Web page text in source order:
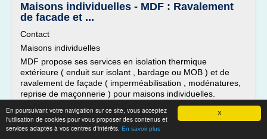
X
En poursuivant votre navigation sur ce site, vous acceptez
l'utilisation de cookies pour vous proposer des contenus et
services adaptés à vos centres d'intérêts. En savoir plus
Maisons individuelles - MDF : Ravalement
de facade et ...
Contact
Maisons individuelles
MDF propose ses services en isolation thermique
extérieure ( enduit sur isolant , bardage ou MOB ) et de
ravalement de façade ( imperméabilisation , modénatures,
reprise de maçonnerie ) pour maisons individuelles.
En menant ces travaux, vous assurerez une...
Lire la suite